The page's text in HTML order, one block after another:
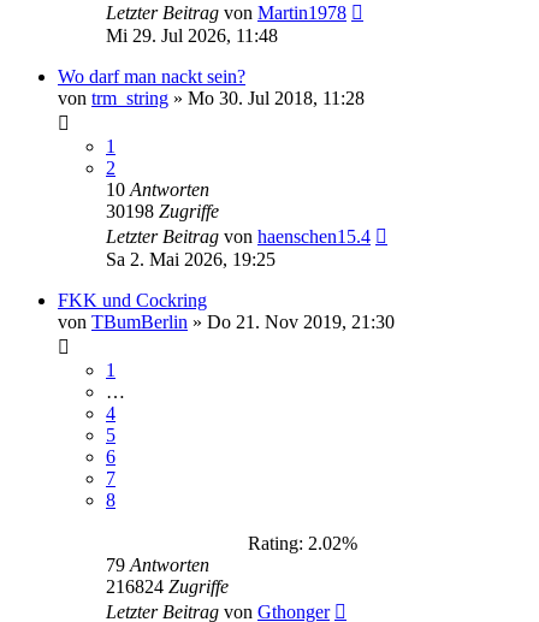
Letzter Beitrag von Martin1978
Mi 29. Jul 2026, 11:48
Wo darf man nackt sein?
von trm_string » Mo 30. Jul 2018, 11:28
1
2
10 Antworten
30198 Zugriffe
Letzter Beitrag von haenschen15.4
Sa 2. Mai 2026, 19:25
FKK und Cockring
von TBumBerlin » Do 21. Nov 2019, 21:30
1
…
4
5
6
7
8
Rating: 2.02%
79 Antworten
216824 Zugriffe
Letzter Beitrag von Gthonger